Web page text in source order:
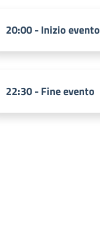
20:00 - Inizio evento
22:30 - Fine evento